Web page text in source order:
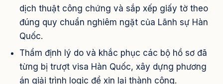
dịch thuật công chứng và sắp xếp giấy tờ theo
đúng quy chuẩn nghiêm ngặt của Lãnh sự Hàn
Quốc.
Thẩm định lý do và khắc phục các bộ hồ sơ đã
từng bị trượt visa Hàn Quốc, xây dựng phương
án giải trình logic để xin lại thành công.